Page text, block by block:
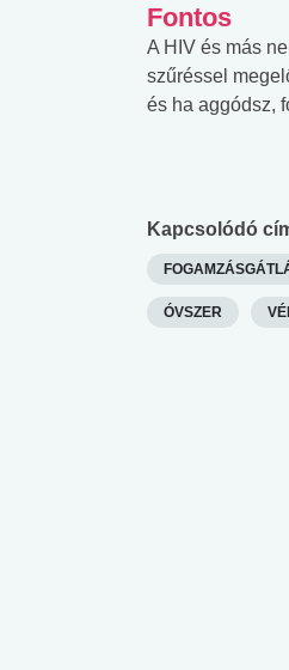
Fontos
A HIV és más
szűréssel
és ha aggódsz,
Kapcsolódó
ÓVSZER